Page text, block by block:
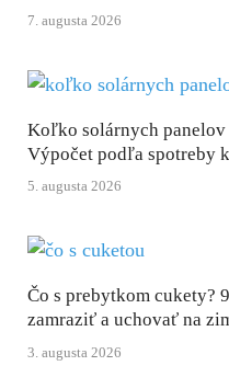
7. augusta 2026
Koľko solárnych
Výpočet podľa spotreby
5. augusta 2026
Čo s prebytkom cukety?
zamraziť a uchovať na
3. augusta 2026